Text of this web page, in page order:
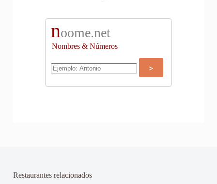
noome.net
Nombres & Números
Restaurantes relacionados